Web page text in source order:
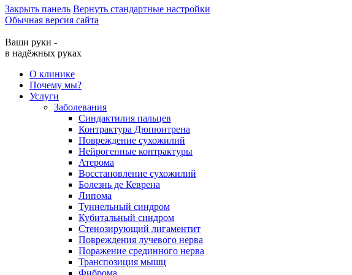
Закрыть панель Вернуть стандартные настройки
Обычная версия сайта
Ваши руки -
в надёжных руках
О клинике
Почему мы?
Услуги
Заболевания
Синдактилия пальцев
Контрактура Дюпюитрена
Повреждение сухожилий
Нейрогенные контрактуры
Атерома
Восстановление сухожилий
Болезнь де Кеврена
Липома
Туннельный синдром
Кубитальный синдром
Стенозирующий лигаментит
Повреждения лучевого нерва
Поражение срединного нерва
Транспозиция мышц
Фиброма